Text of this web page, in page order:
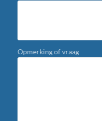
Opmerking of vraag